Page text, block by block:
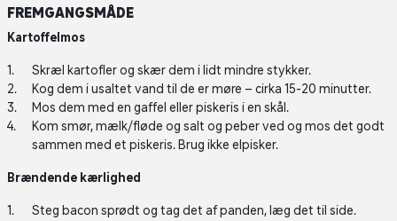
FREMGANGSMÅDE
Kartoffelmos
Skræl kartofler og skær dem i lidt mindre stykker.
Kog dem i usaltet vand til de er møre – cirka 15-20 minutter.
Mos dem med en gaffel eller piskeris i en skål.
Kom smør, mælk/fløde og salt og peber ved og mos det godt
sammen med et piskeris. Brug ikke elpisker.
Brændende kærlighed
Steg bacon sprødt og tag det af panden, læg det til side.